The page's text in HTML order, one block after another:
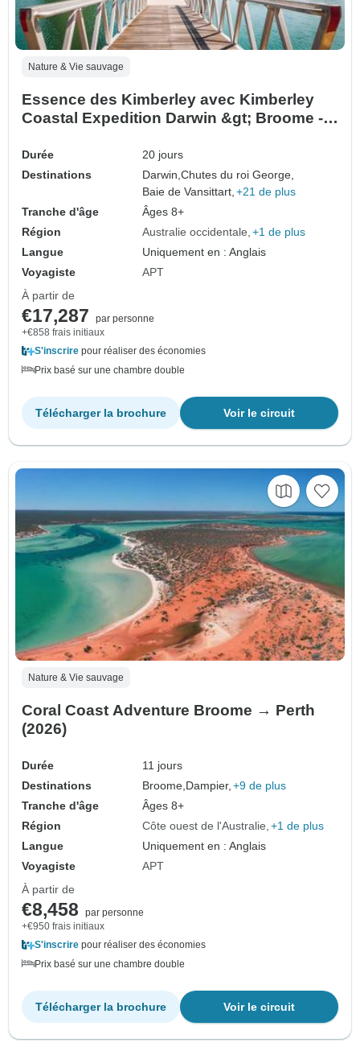
Nature & Vie sauvage
Essence des Kimberley avec Kimberley
Coastal Expedition Darwin &gt; Broome -
Durée
20 jours
Destinations
Darwin,Chutes du roi George,
Baie de Vansittart, +21 de plus
Tranche d'âge
Âges 8+
Région
Australie occidentale +1 de plus
Langue
Uniquement en : Anglais
Voyagiste
APT
À partir de
€17,287
par personne
+€858 frais initiaux
S'inscrire pour réaliser des économies
Prix basé sur une chambre double
Voir le circuit
Télécharger la brochure
Nature & Vie sauvage
Coral Coast Adventure Broome → Perth
(2026)
Durée
11 jours
Destinations
Broome, Dampier, +9 de plus
Tranche d'âge
Âges 8+
Région
Côte ouest de l'Australie +1 de plus
Langue
Uniquement en : Anglais
Voyagiste
APT
À partir de
€8,458
par personne
+€950 frais initiaux
S'inscrire pour réaliser des économies
Prix basé sur une chambre double
Voir le circuit
Télécharger la brochure